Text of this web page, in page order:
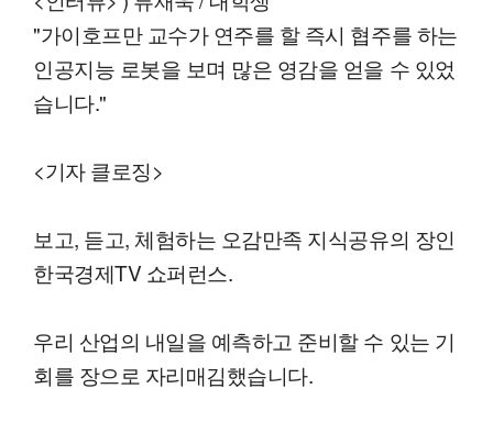
"가이호프만 교수가 연주를 할 즉시 협주를 하는
인공지능 로봇을 보며 많은 영감을 얻을 수 있었
습니다."
<기자 클로징>
보고, 듣고, 체험하는 오감만족 지식공유의 장인
한국경제TV 쇼퍼런스.
우리 산업의 내일을 예측하고 준비할 수 있는 기
회를 장으로 자리매김했습니다.